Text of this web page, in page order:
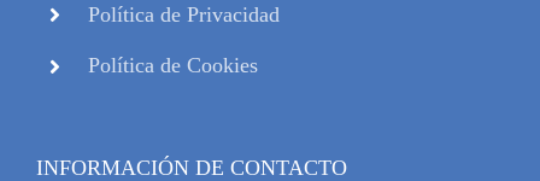
Política de Privacidad
Política de Cookies
INFORMACIÓN DE CONTACTO